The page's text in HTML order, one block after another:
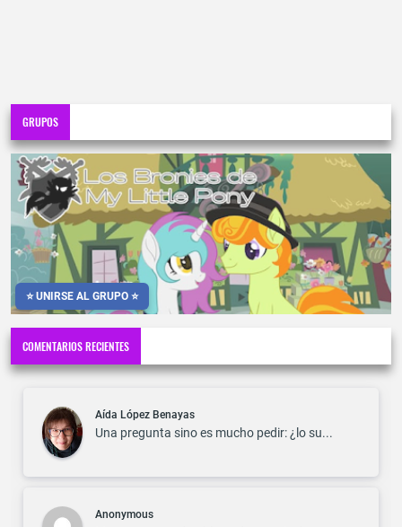
GRUPOS
⭐ UNIRSE AL GRUPO ⭐
COMENTARIOS RECIENTES
Aída López Benayas
Una pregunta sino es mucho pedir: ¿lo su...
Anonymous